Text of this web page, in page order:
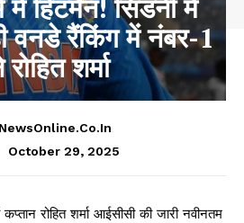
में हिटमैन! सिडनी में
रैंकिंग में नंबर-1
शर्मा
NewsOnline.co.in
October 29, 2025
कप्तान रोहित शर्मा आईसीसी की जारी नवीनतम